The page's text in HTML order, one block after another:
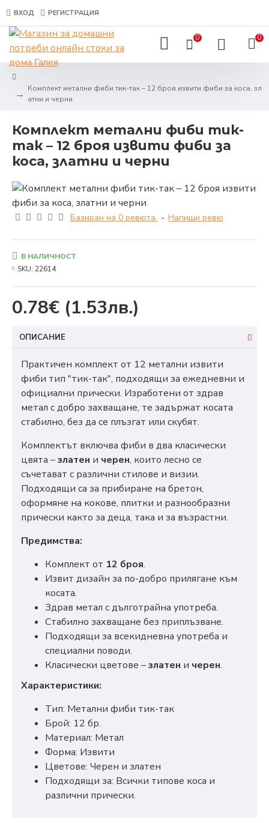
ВХОД РЕГИСТРАЦИЯ
0 0
Комплект метални фиби тик-так – 12 броя извити фиби за коса, зл
атни и черни
Комплект метални фиби тик-
так – 12 броя извити фиби за
коса, златни и черни
Базиран на 0 ревюта. - Напиши ревю
0.78€ (1.53лв.)
В НАЛИЧНОСТ
SKU: 22614
ОПИСАНИЕ
Практичен комплект от 12 метални извити
фиби тип "тик-так", подходящи за ежедневни и
официални прически. Изработени от здрав
метал с добро захващане, те задържат косата
стабилно, без да се плъзгат или скубят.
Комплектът включва фиби в два класически
цвята –златен и черен, които лесно се
съчетават с различни стилове и визии.
Подходящи са за прибиране на бретон,
оформяне на кокове, плитки и разнообразни
прически както за деца, така и за възрастни.
Предимства:
Комплект от 12 броя.
Извит дизайн за по-добро прилягане към
косата.
Здрав метал с дълготрайна употреба.
Стабилно захващане без приплъзване.
Подходящи за всекидневна употреба и
специални поводи.
Класически цветове –златен и черен.
Характеристики:
Тип: Метални фиби тик-так
Брой: 12 бр.
Материал: Метал
Форма: Извити
Цветове: Черен и златен
Подходящи за: Всички типове коса и
различни прически.